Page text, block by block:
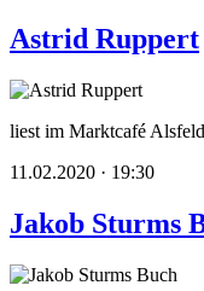
Astrid Ruppert
liest im Marktcafé Alsfeld
11.02.2020 · 19:30
Jakob Sturms